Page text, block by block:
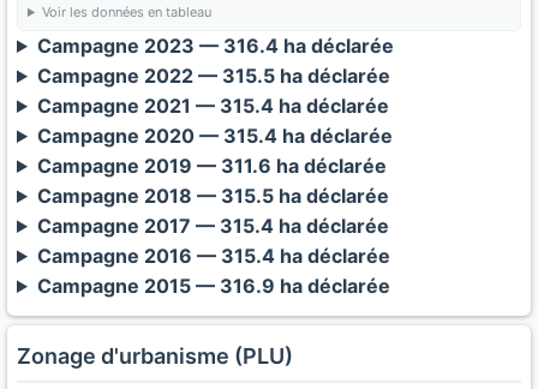
Voir les données en tableau
Campagne 2023 — 316.4 ha déclarée
Campagne 2022 — 315.5 ha déclarée
Campagne 2021 — 315.4 ha déclarée
Campagne 2020 — 315.4 ha déclarée
Campagne 2019 — 311.6 ha déclarée
Campagne 2018 — 315.5 ha déclarée
Campagne 2017 — 315.4 ha déclarée
Campagne 2016 — 315.4 ha déclarée
Campagne 2015 — 316.9 ha déclarée
Zonage d'urbanisme (PLU)